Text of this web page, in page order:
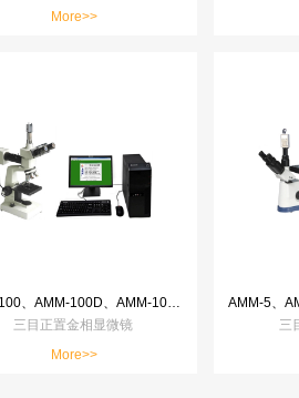
More>>
AMM-100、AMM-100D、AMM-100P、AMM-100T、AMM-100ST
三目正置金相显微镜
More>>
三